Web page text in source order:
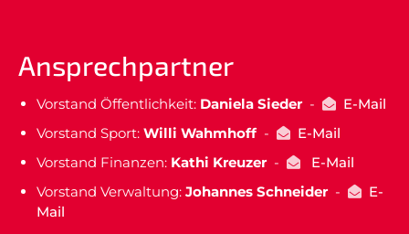
Ansprechpartner
Vorstand Öffentlichkeit: Daniela Sieder-
E-Mail
Vorstand Sport: Willi Wahmhoff-
E-Mail
Vorstand Finanzen: Kathi Kreuzer-
E-Mail
Vorstand Verwaltung: Johannes Schneider -
E-
Mail